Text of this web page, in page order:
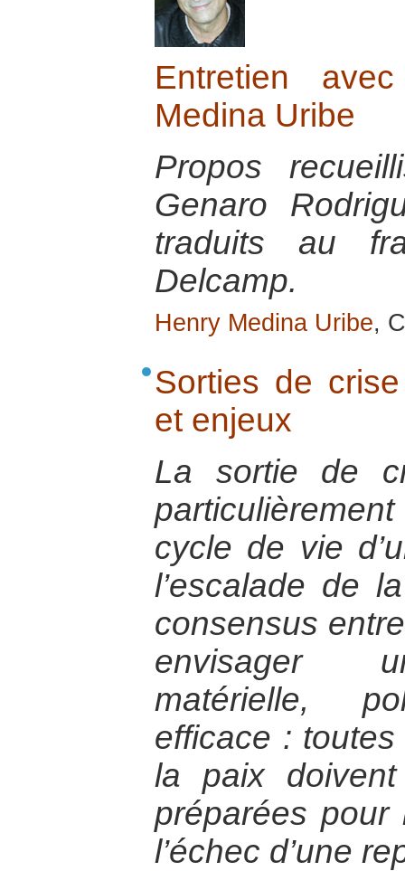
Entretien
Medina Uribe
Propos
Genaro
traduits au
Delcamp.
Henry Medina Uribe,
Sorties de
et enjeux
La sortie de
cycle de vie
l’escalade de
consensus
envisager
matérielle,
efficace :
la paix doivent
préparées
l’échec d’une